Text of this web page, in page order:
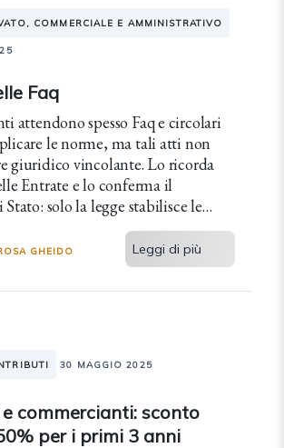
COMMERCIALE E AMMINISTRATIVO
Faq
attendono spesso Faq e circolari
le norme, ma tali atti non
giuridico vincolante. Lo ricorda
Entrate e lo conferma il
solo la legge stabilisce le
GHEIDO Leggi di più
30 MAGGIO 2025
commercianti: sconto
per i primi 3 anni